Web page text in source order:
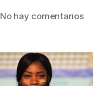
No hay comentariosen
a